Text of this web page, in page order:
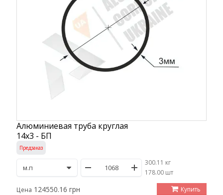
Алюминиевая труба круглая
14х3 - БП
Предзаказ
300.11 кг
/178.00 шт
Цена 124550.16 грн Купить